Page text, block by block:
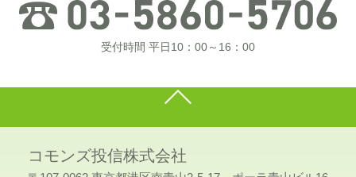
受付時間 平日10：00～16：00
コモンズ投信株式会社